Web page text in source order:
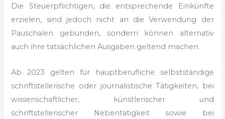
Die Steuerpflichtigen, die entsprechende Einkünfte
erzielen, sind jedoch nicht an die Verwendung der
Pauschalen gebunden, sondern können alternativ
auch ihre tatsächlichen Ausgaben geltend machen.
Ab 2023 gelten für hauptberufliche selbstständige
schriftstellerische oder journalistische Tätigkeiten, bei
wissenschaftlicher, künstlerischer und
schriftstellerischer Nebentätigkeit sowie bei